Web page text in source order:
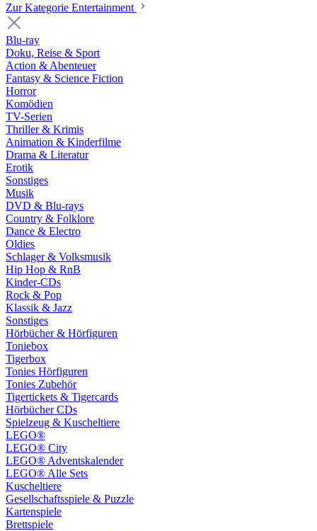
Zur Kategorie Entertainment
Blu-ray
Doku, Reise & Sport
Action & Abenteuer
Fantasy & Science Fiction
Horror
Komödien
TV-Serien
Thriller & Krimis
Animation & Kinderfilme
Drama & Literatur
Erotik
Sonstiges
Musik
DVD & Blu-rays
Country & Folklore
Dance & Electro
Oldies
Schlager & Volksmusik
Hip Hop & RnB
Kinder-CDs
Rock & Pop
Klassik & Jazz
Sonstiges
Hörbücher & Hörfiguren
Toniebox
Tigerbox
Tonies Hörfiguren
Tonies Zubehör
Tigertickets & Tigercards
Hörbücher CDs
Spielzeug & Kuscheltiere
LEGO®
LEGO® City
LEGO® Adventskalender
LEGO® Alle Sets
Kuscheltiere
Gesellschaftsspiele & Puzzle
Kartenspiele
Brettspiele